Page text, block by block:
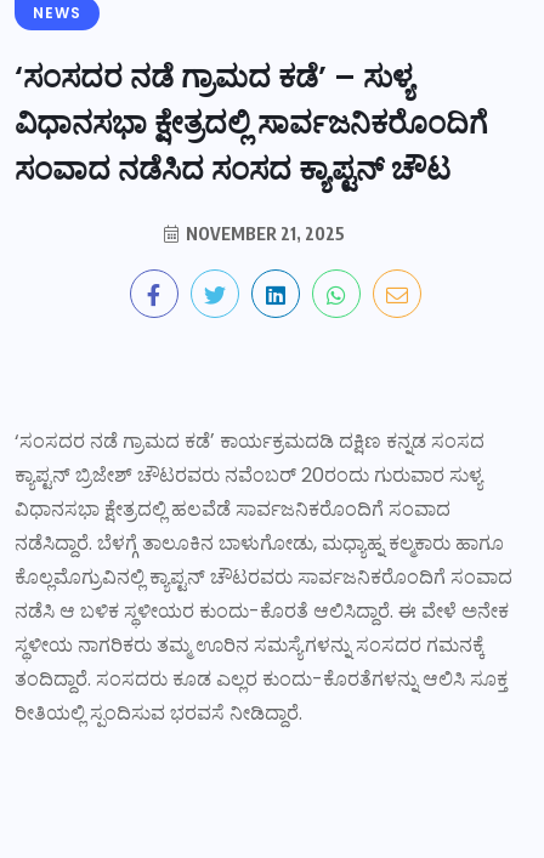
NEWS
‘ಸಂಸದರ ನಡೆ ಗ್ರಾಮದ ಕಡೆʼ – ಸುಳ್ಯ
ವಿಧಾನಸಭಾ ಕ್ಷೇತ್ರದಲ್ಲಿ ಸಾರ್ವಜನಿಕರೊಂದಿಗೆ
ಸಂವಾದ ನಡೆಸಿದ ಸಂಸದ ಕ್ಯಾಪ್ಟನ್ ಚೌಟ
NOVEMBER 21, 2025
‘ಸಂಸದರ ನಡೆ ಗ್ರಾಮದ ಕಡೆʼ ಕಾರ್ಯಕ್ರಮದಡಿ ದಕ್ಷಿಣ ಕನ್ನಡ ಸಂಸದ
ಕ್ಯಾಪ್ಟನ್ ಬ್ರಿಜೇಶ್‌ ಚೌಟರವರು ನವೆಂಬರ್ 20ರಂದು ಗುರುವಾರ ಸುಳ್ಯ
ವಿಧಾನಸಭಾ ಕ್ಷೇತ್ರದಲ್ಲಿ ಹಲವೆಡೆ ಸಾರ್ವಜನಿಕರೊಂದಿಗೆ ಸಂವಾದ
ನಡೆಸಿದ್ದಾರೆ. ಬೆಳಗ್ಗೆ ತಾಲೂಕಿನ ಬಾಳುಗೋಡು, ಮಧ್ಯಾಹ್ನ ಕಲ್ಮಕಾರು ಹಾಗೂ
ಕೊಲ್ಲಮೊಗ್ರುವಿನಲ್ಲಿ ಕ್ಯಾಪ್ಟನ್ ಚೌಟರವರು ಸಾರ್ವಜನಿಕರೊಂದಿಗೆ ಸಂವಾದ
ನಡೆಸಿ ಆ ಬಳಿಕ ಸ್ಥಳೀಯರ ಕುಂದು-ಕೊರತೆ ಆಲಿಸಿದ್ದಾರೆ. ಈ ವೇಳೆ ಅನೇಕ
ಸ್ಥಳೀಯ ನಾಗರಿಕರು ತಮ್ಮ ಊರಿನ ಸಮಸ್ಯೆಗಳನ್ನು ಸಂಸದರ ಗಮನಕ್ಕೆ
ತಂದಿದ್ದಾರೆ. ಸಂಸದರು ಕೂಡ ಎಲ್ಲರ ಕುಂದು-ಕೊರತೆಗಳನ್ನು ಆಲಿಸಿ ಸೂಕ್ತ
ರೀತಿಯಲ್ಲಿ ಸ್ಪಂದಿಸುವ ಭರವಸೆ ನೀಡಿದ್ದಾರೆ.